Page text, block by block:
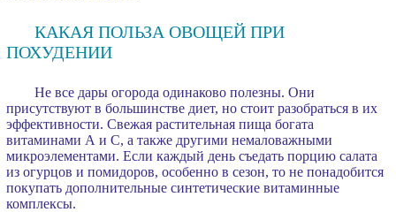
КАКАЯ ПОЛЬЗА ОВОЩЕЙ ПРИ
ПОХУДЕНИИ
Не все дары огорода одинаково полезны. Они
присутствуют в большинстве диет, но стоит разобраться в их
эффективности. Свежая растительная пища богата
витаминами А и С, а также другими немаловажными
микроэлементами. Если каждый день съедать порцию салата
из огурцов и помидоров, особенно в сезон, то не понадобится
покупать дополнительные синтетические витаминные
комплексы.